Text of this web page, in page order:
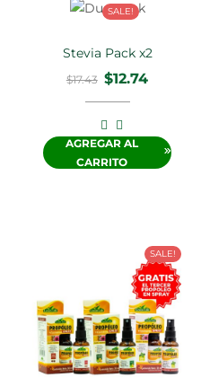
SALE!
Stevia Pack x2
$17.43 $12.74
AGREGAR AL
CARRITO
SALE!